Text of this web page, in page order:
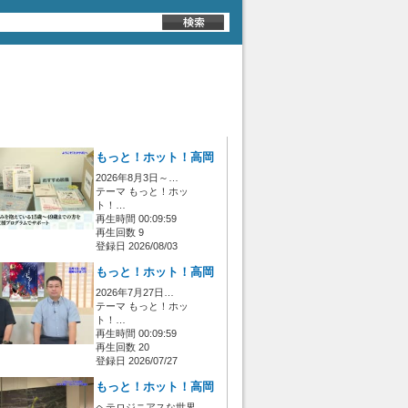
もっと！ホット！高岡
2026年8月3日～…
テーマ もっと！ホッ
ト！…
再生時間 00:09:59
再生回数 9
登録日 2026/08/03
もっと！ホット！高岡
2026年7月27日…
テーマ もっと！ホッ
ト！…
再生時間 00:09:59
再生回数 20
登録日 2026/07/27
もっと！ホット！高岡